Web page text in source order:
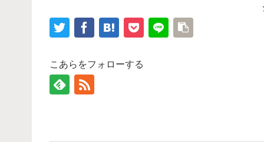
こあらをフォローする